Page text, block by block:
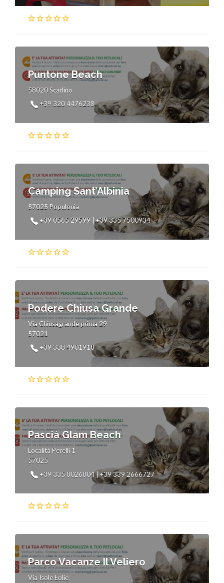
Puntone Beach
58020 Scarlino
+39 320 4476238
Camping Sant’Albinia
57025 Populonia
+39 0565 29599 | +39 335 7500934
Podere Chiusa Grande
Via Chiusagrande prima 29
57021
+39 338 4901918
Pascià Glam Beach
Località Perelli 1
57025
+39 335 8026804 | +39 339 2666727
Parco Vacanze Il Veliero
Via Isole Eolie